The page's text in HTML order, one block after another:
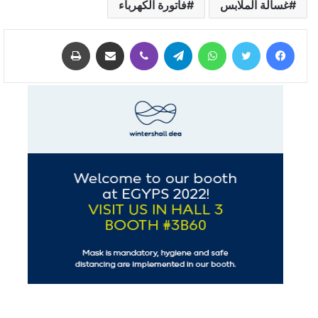
غسالة الملابس فاتورة الكهرباء
فيسبوك تويتر واتساب تيلقرام ڤايبر مشاركة عبر البريد